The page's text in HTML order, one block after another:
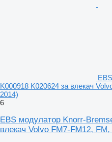
K000918 K020624 за влекач
2014)
6
EBS модулатор Knorr-
влекач Volvo FM7-FM12,